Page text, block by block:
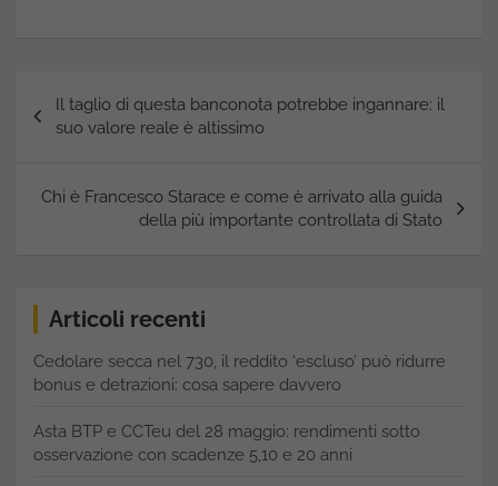
Navigazione
articoli
Il taglio di questa banconota potrebbe ingannare: il
suo valore reale è altissimo
Chi è Francesco Starace e come è arrivato alla guida
della più importante controllata di Stato
Articoli recenti
Cedolare secca nel 730, il reddito ‘escluso’ può ridurre
bonus e detrazioni: cosa sapere davvero
Asta BTP e CCTeu del 28 maggio: rendimenti sotto
osservazione con scadenze 5,10 e 20 anni